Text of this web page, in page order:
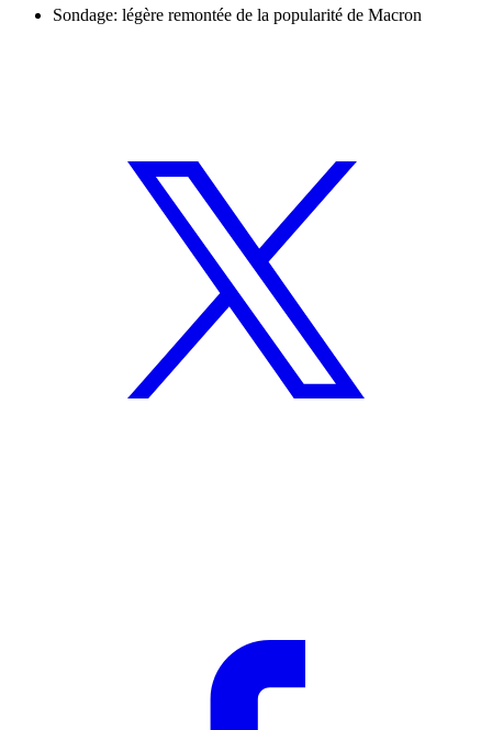
Sondage: légère remontée de la popularité de Macron